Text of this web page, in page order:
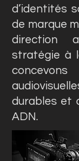
d’identités
de marque
direction
stratégie à
durables et
ADN.